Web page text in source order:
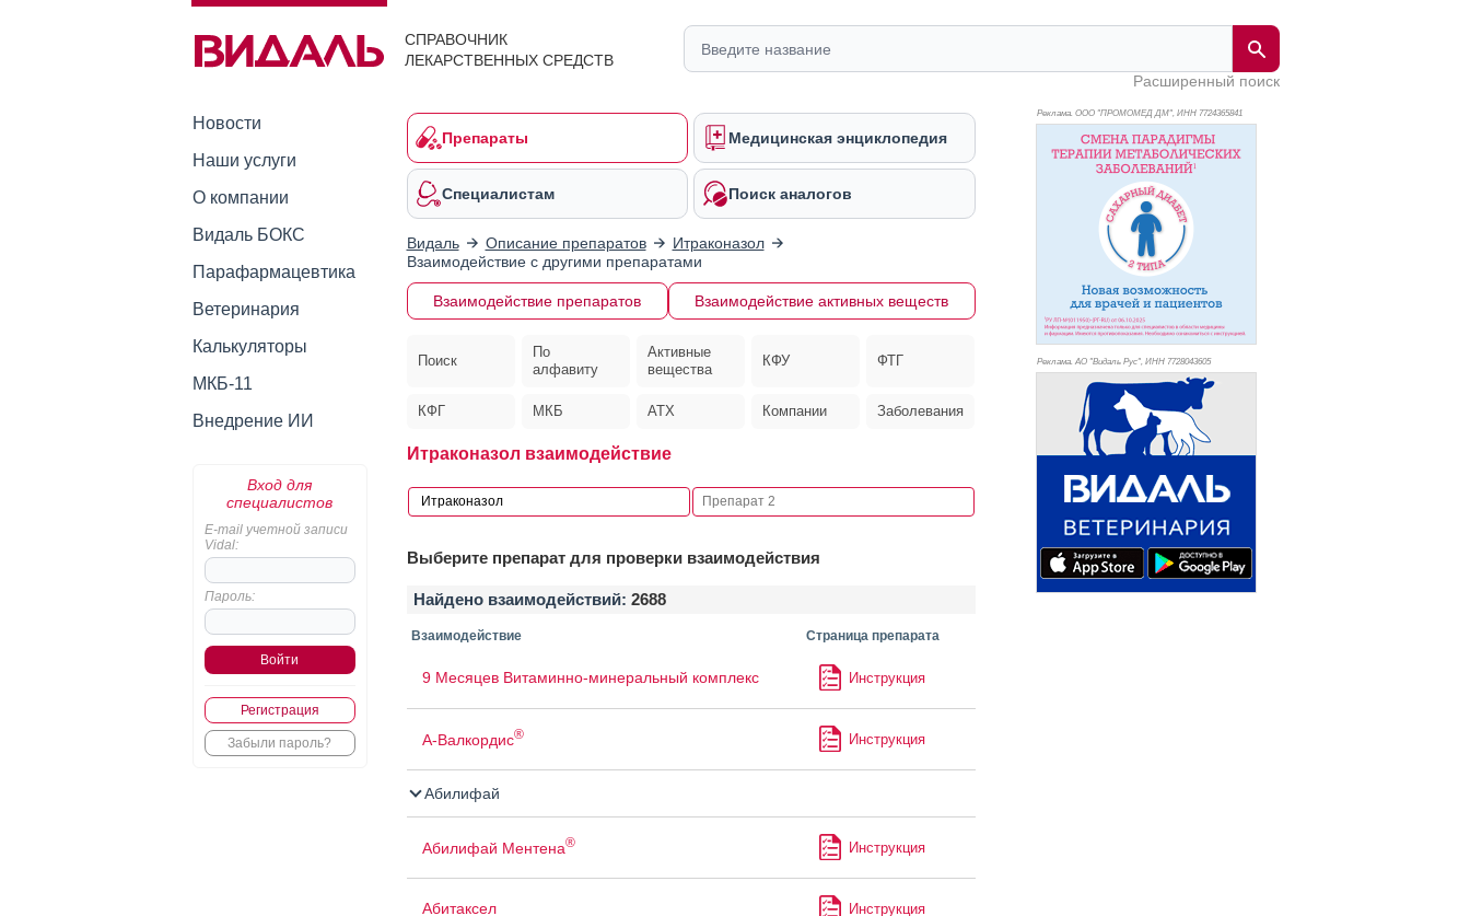
СПРАВОЧНИК
ЛЕКАРСТВЕННЫХ СРЕДСТВ
Расширенный поиск
Новости
Наши услуги
О компании
Видаль БОКС
Парафармацевтика
Ветеринария
Калькуляторы
МКБ-11
Внедрение ИИ
Вход для
специалистов
E-mail учетной записи
Vidal:
Пароль:
Регистрация
Забыли пароль?
Препараты Медицинская энциклопедия
Специалистам Поиск аналогов
Видаль Описание препаратов
Итраконазол
Взаимодействие с другими препаратами
Взаимодействие препаратов Взаимодействие активных веществ
Поиск
По
алфавиту
Активные
вещества
КФУ ФТГ
КФГ МКБ АТХ Компании Заболевания
Итраконазол взаимодействие
Выберите препарат для проверки взаимодействия
Найдено взаимодействий: 2688
Взаимодействие Страница препарата
9 Месяцев Витаминно-минеральный комплекс Инструкция
А-Валкордис® Инструкция
Абилифай
Абилифай Ментена® Инструкция
Абитаксел Инструкция
Реклама. ООО "ПРОМОМЕД ДМ", ИНН 7724365841
Реклама. АО "Видаль Рус", ИНН 7728043605